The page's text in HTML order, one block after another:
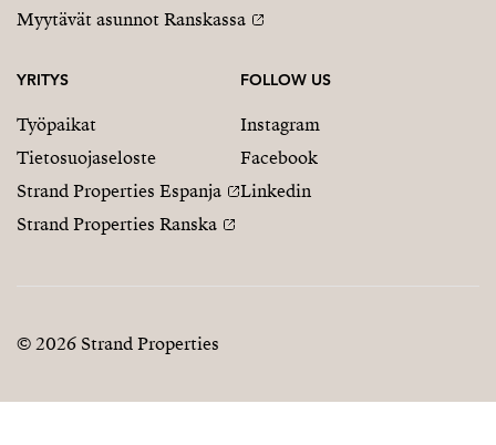
Myytävät asunnot Ranskassa
YRITYS
Työpaikat
Tietosuojaseloste
Strand Properties Espanja
Strand Properties Ranska
FOLLOW US
Instagram
Facebook
Linkedin
© 2026 Strand Properties